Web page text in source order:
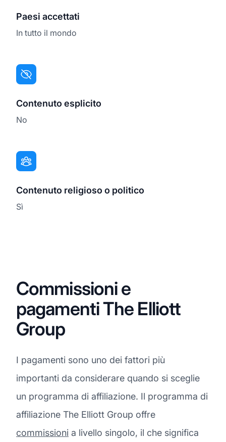
Paesi accettati
In tutto il mondo
Contenuto esplicito
No
Contenuto religioso o politico
Sì
Commissioni e
pagamenti The Elliott
Group
I pagamenti sono uno dei fattori più
importanti da considerare quando si sceglie
un programma di affiliazione. Il programma di
affiliazione The Elliott Group offre
commissioni a livello singolo, il che significa